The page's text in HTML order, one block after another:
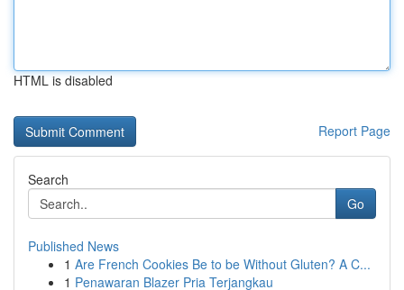
HTML is disabled
Report Page
Search
Go
Published News
1 Are French Cookies Be to be Without Gluten? A C...
1 Penawaran Blazer Pria Terjangkau